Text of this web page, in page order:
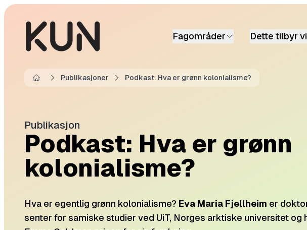
Fagområder Dette tilbyr vi
Publikasjoner Podkast: Hva er grønn kolonialisme?
Publikasjon
Podkast: Hva er grønn
kolonialisme?
​Hva er egentlig grønn kolonialisme? Eva Maria Fjellheim er
senter for samiske studier ved UiT, Norges arktiske universitet og